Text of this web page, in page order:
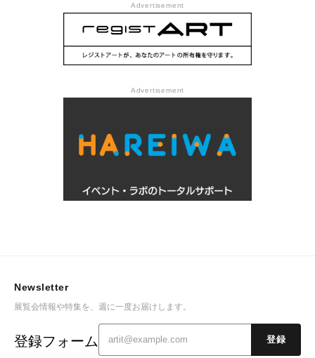
Advertisement
Advertisement
Newsletter
展覧会情報や特集を、週に一度お届けします。
登録フォーム 登録